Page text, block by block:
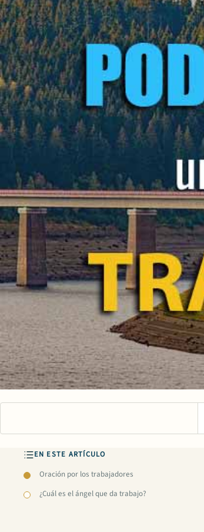
EN ESTE ARTÍCULO
Oración por los trabajadores
¿Cuál es el ángel que da trabajo?